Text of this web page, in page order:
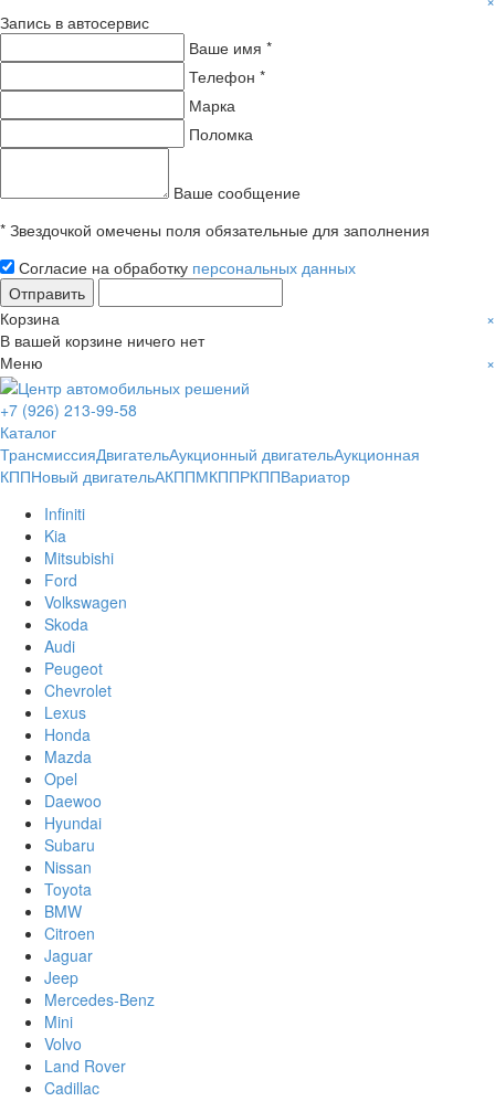
Запись в автосервис
Ваше имя *
Телефон *
Марка
Поломка
Ваше сообщение
* Звездочкой омечены поля обязательные для заполнения
Согласие на обработку персональных данных
Отправить
Корзина
×
В вашей корзине ничего нет
Меню
×
+7 (926) 213-99-58
Каталог
ТрансмиссияДвигательАукционный двигательАукционная
КППНовый двигательАКППМКППРКППВариатор
Infiniti
Kia
Mitsubishi
Ford
Volkswagen
Skoda
Audi
Peugeot
Chevrolet
Lexus
Honda
Mazda
Opel
Daewoo
Hyundai
Subaru
Nissan
Toyota
BMW
Citroen
Jaguar
Jeep
Mercedes-Benz
Mini
Volvo
Land Rover
Cadillac